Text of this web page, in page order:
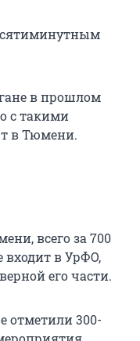
в прошлом
с такими
в Тюмени.
всего за 700
входит в УрФО,
его части.
отметили 300-